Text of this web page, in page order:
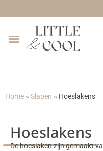
Home » Slapen » Hoeslakens
Hoeslakens
De hoeslaken zijn gemaakt